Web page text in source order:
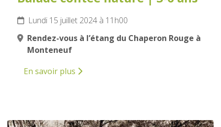
Lundi 15 juillet 2024 à 11h00
Rendez-vous à l’étang du Chaperon Rouge à
Monteneuf
En savoir plus